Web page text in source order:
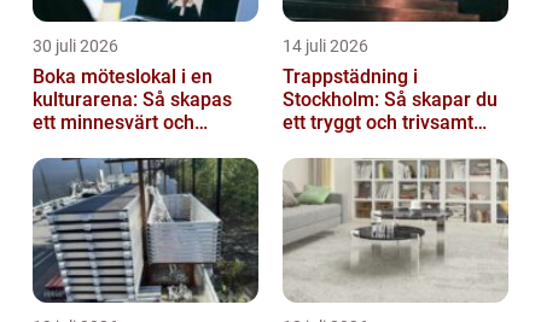
30 juli 2026
Boka möteslokal i en
kulturarena: Så skapas
ett minnesvärt och
14 juli 2026
Trappstädning i
Stockholm: Så skapar du
ett tryggt och trivsamt